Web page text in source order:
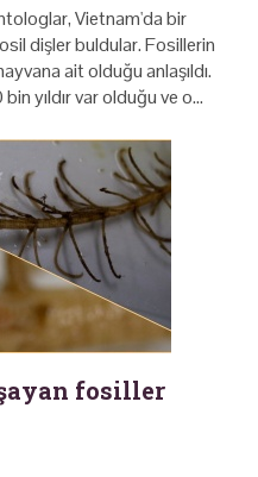
Vietnam'da bir
dişler buldular. Fosillerin
ait olduğu anlaşıldı.
yıldır var olduğu ve o…
fosiller